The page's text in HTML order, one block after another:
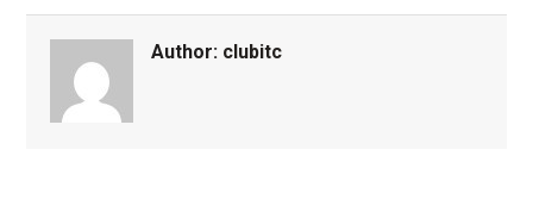
Author: clubitc